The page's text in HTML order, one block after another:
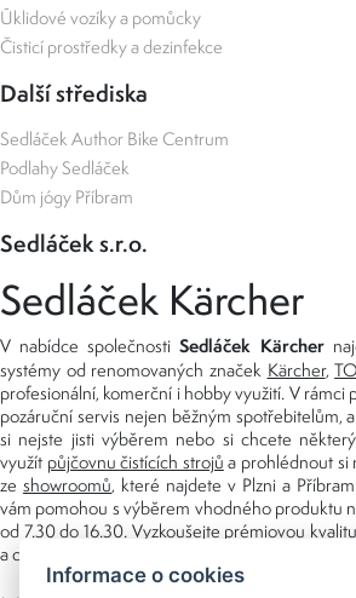
Úklidové vozíky a pomůcky
Čisticí prostředky a dezinfekce
Další střediska
Sedláček Author Bike Centrum
Podlahy Sedláček
Dům jógy Příbram
Sedláček s.r.o.
Sedláček Kärcher
V nabídce společnostiSedláček Kärcher
systémy od renomovaných značek Kärcher,
profesionální, komerční i hobby využití. V rámci
pozáruční servis nejen běžným spotřebitelům,
si nejste jisti výběrem nebo si chcete
využít půjčovnu čistících strojů a prohlédnout si
ze showroomů, které najdete v Plzni a
vám pomohou s výběrem vhodného produktu
od 7.30 do 16.30. Vyzkoušejte prémiovou
a dobře poslouží nejen doma, ale i v zaměstnání.
Informace o cookies